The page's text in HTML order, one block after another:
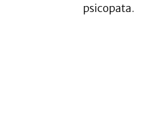
psicopata.